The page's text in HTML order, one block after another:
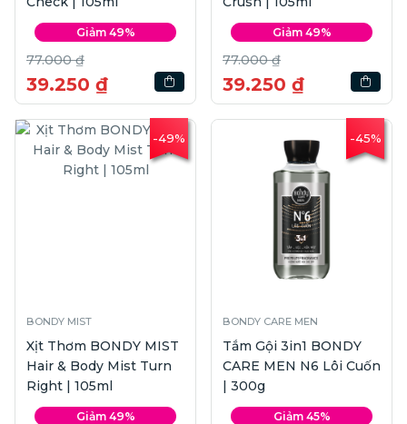
Giảm 49%
77.000 ₫
39.250 ₫
Giảm 49%
77.000 ₫
39.250 ₫
-49%
BONDY MIST
Xịt Thơm BONDY MIST
Hair & Body Mist Turn
Right | 105ml
Giảm 49%
-45%
BONDY CARE MEN
Tắm Gội 3in1 BONDY
CARE MEN N6 Lôi Cuốn
| 300g
Giảm 45%